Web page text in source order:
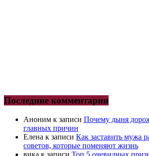
Последние комментарии
Аноним к записи Почему дыня
главных причин
Елена к записи Как заставить мужа
советов, которые поменяют жизнь
вика к записи Топ 5 очевидных